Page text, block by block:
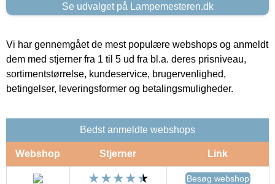
Se udvalget på Lampemesteren.dk
Vi har gennemgået de mest populære webshops og anmeldt
dem med stjerner fra 1 til 5 ud fra bl.a. deres prisniveau,
sortimentstørrelse, kundeservice, brugervenlighed,
betingelser, leveringsformer og betalingsmuligheder.
Bedst anmeldte webshops
Webshop Stjerner Link
Besøg webshop